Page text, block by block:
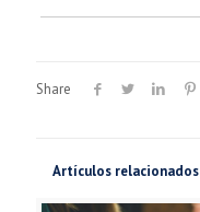
Share
Artículos relacionados